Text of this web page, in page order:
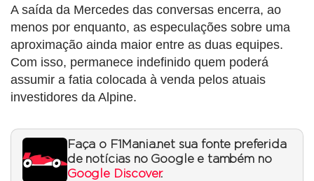
A saída da Mercedes das conversas encerra, ao
menos por enquanto, as especulações sobre uma
aproximação ainda maior entre as duas equipes.
Com isso, permanece indefinido quem poderá
assumir a fatia colocada à venda pelos atuais
investidores da Alpine.
Faça o F1Mania.net sua fonte preferida
de notícias no Google e também no
Google Discover.